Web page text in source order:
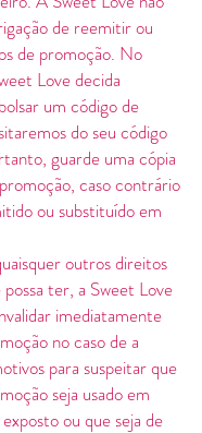
de reemitir ou
de promoção. No
Love decida
um código de
do seu código
guarde uma cópia
caso contrário
ou substituído em
outros direitos
ter, a Sweet Love
imediatamente
no caso de a
para suspeitar que
seja usado em
ou que seja de